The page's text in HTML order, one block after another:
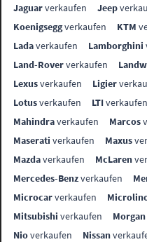
Jaguarverkaufen Jeep
Koenigseggverkaufen KTM
Ladaverkaufen Lamborghini
Land-Roververkaufen
Lexusverkaufen Ligier
Lotusverkaufen LTIverkaufen
Mahindraverkaufen Marcos
Maserati verkaufen Maxus
Mazdaverkaufen McLaren
Mercedes-Benzverkaufen
Microcarverkaufen
Mitsubishi verkaufen Morgan
Nioverkaufen Nissan